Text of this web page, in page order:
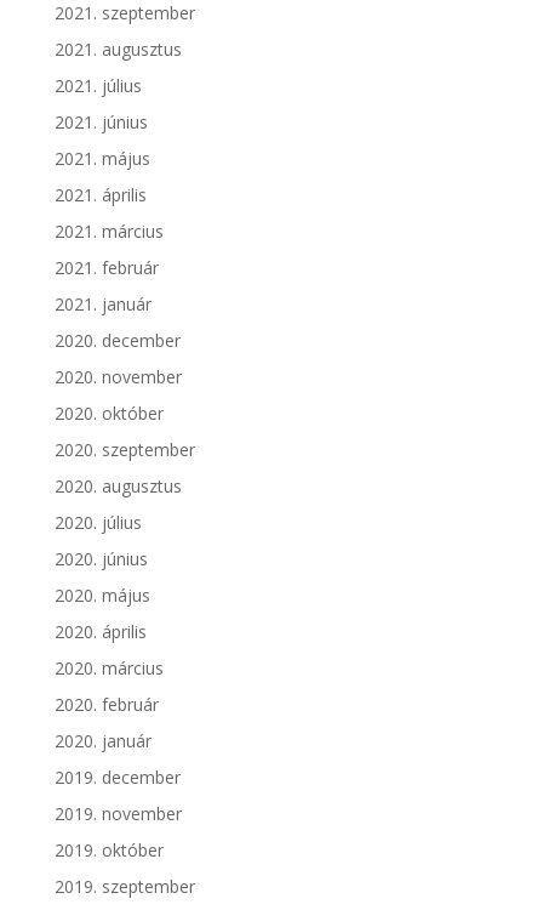
2021. szeptember
2021. augusztus
2021. július
2021. június
2021. május
2021. április
2021. március
2021. február
2021. január
2020. december
2020. november
2020. október
2020. szeptember
2020. augusztus
2020. július
2020. június
2020. május
2020. április
2020. március
2020. február
2020. január
2019. december
2019. november
2019. október
2019. szeptember